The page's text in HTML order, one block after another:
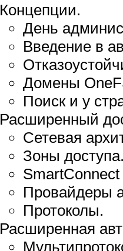
Концепции.
День
Введение в
Домены
Поиск и у
Расширенный
Сетевая
Зоны
Провайдеры
Протоколы.
Расширенная